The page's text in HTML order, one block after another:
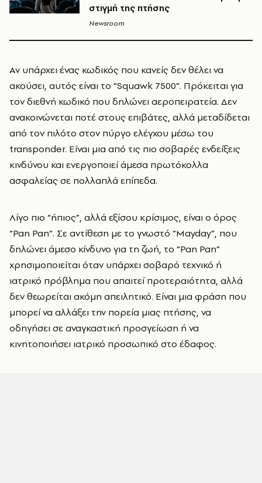
στιγμή της πτήσης
Newsroom
Αν υπάρχει ένας κωδικός που κανείς δεν θέλει να
ακούσει, αυτός είναι το “Squawk 7500”. Πρόκειται για
τον διεθνή κωδικό που δηλώνει αεροπειρατεία. Δεν
ανακοινώνεται ποτέ στους επιβάτες, αλλά μεταδίδεται
από τον πιλότο στον πύργο ελέγχου μέσω του
transponder. Είναι μια από τις πιο σοβαρές ενδείξεις
κινδύνου και ενεργοποιεί άμεσα πρωτόκολλα
ασφαλείας σε πολλαπλά επίπεδα.
Λίγο πιο “ήπιος”, αλλά εξίσου κρίσιμος, είναι ο όρος
“Pan Pan”. Σε αντίθεση με το γνωστό “Mayday”, που
δηλώνει άμεσο κίνδυνο για τη ζωή, το “Pan Pan”
χρησιμοποιείται όταν υπάρχει σοβαρό τεχνικό ή
ιατρικό πρόβλημα που απαιτεί προτεραιότητα, αλλά
δεν θεωρείται ακόμη απειλητικό. Είναι μια φράση που
μπορεί να αλλάξει την πορεία μιας πτήσης, να
οδηγήσει σε αναγκαστική προσγείωση ή να
κινητοποιήσει ιατρικό προσωπικό στο έδαφος.